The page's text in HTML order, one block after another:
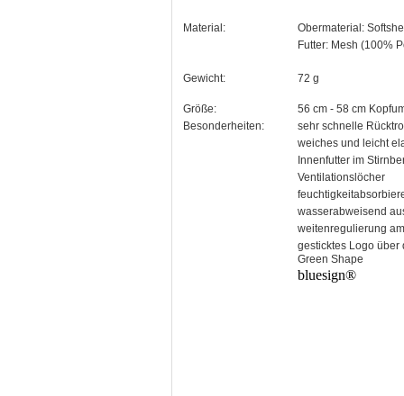
Material:
Obermaterial:
Futter: Mesh (100%
Gewicht: 72 g
Größe:
56 cm - 58 cm
Besonderheiten:
sehr schnelle
weiches und leicht
Innenfutter im
Ventilationslöcher
wasserabweisend
weitenregulierung
gesticktes Logo über
Green Shape
bluesign®